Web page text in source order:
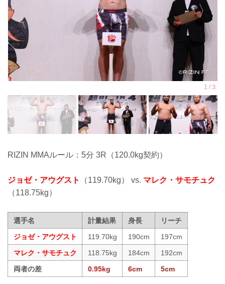
RIZIN MMAルール：5分 3R（120.0kg契約）
ジョゼ・アウグスト （119.70kg） vs. マレク・サモチュク
（118.75kg）
選手名 計量結果 身長
リーチ
ジョゼ・アウグスト
119.70kg 190cm
197cm
マレク・サモチュク
118.75kg 184cm
192cm
両者の差
0.95kg 6cm 5cm